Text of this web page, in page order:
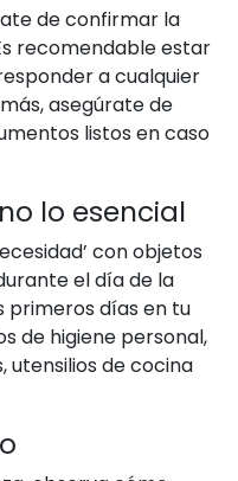
de confirmar la
recomendable estar
a cualquier
asegúrate de
listos en caso
lo esencial
con objetos
el día de la
primeros días en tu
de higiene personal,
utensilios de cocina